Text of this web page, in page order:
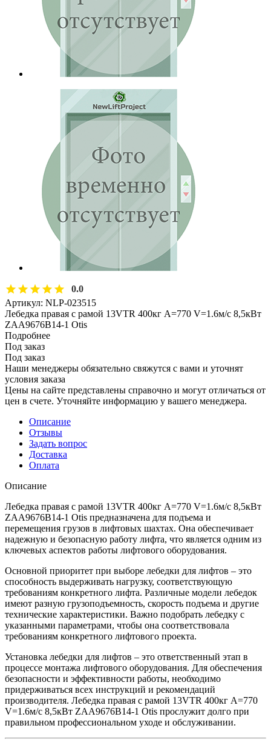
0.0
Артикул: NLP-023515
Лебедка правая с рамой 13VTR 400кг A=770 V=1.6м/с 8,5кВт
ZAA9676B14-1 Otis
Подробнее
Под заказ
Под заказ
Наши менеджеры обязательно свяжутся с вами и уточнят
условия заказа
Цены на сайте представлены справочно и могут отличаться от
цен в счете. Уточняйте информацию у вашего менеджера.
Описание
Отзывы
Задать вопрос
Доставка
Оплата
Описание
Лебедка правая с рамой 13VTR 400кг A=770 V=1.6м/с 8,5кВт
ZAA9676B14-1 Otis предназначена для подъема и
перемещения грузов в лифтовых шахтах. Она обеспечивает
надежную и безопасную работу лифта, что является одним из
ключевых аспектов работы лифтового оборудования.
Основной приоритет при выборе лебедки для лифтов – это
способность выдерживать нагрузку, соответствующую
требованиям конкретного лифта. Различные модели лебедок
имеют разную грузоподъемность, скорость подъема и другие
технические характеристики. Важно подобрать лебедку с
указанными параметрами, чтобы она соответствовала
требованиям конкретного лифтового проекта.
Установка лебедки для лифтов – это ответственный этап в
процессе монтажа лифтового оборудования. Для обеспечения
безопасности и эффективности работы, необходимо
придерживаться всех инструкций и рекомендаций
производителя. Лебедка правая с рамой 13VTR 400кг A=770
V=1.6м/с 8,5кВт ZAA9676B14-1 Otis прослужит долго при
правильном профессиональном уходе и обслуживании.